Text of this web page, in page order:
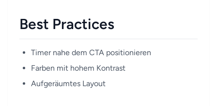
Best Practices
Timer nahe dem CTA positionieren
Farben mit hohem Kontrast
Aufgeräumtes Layout